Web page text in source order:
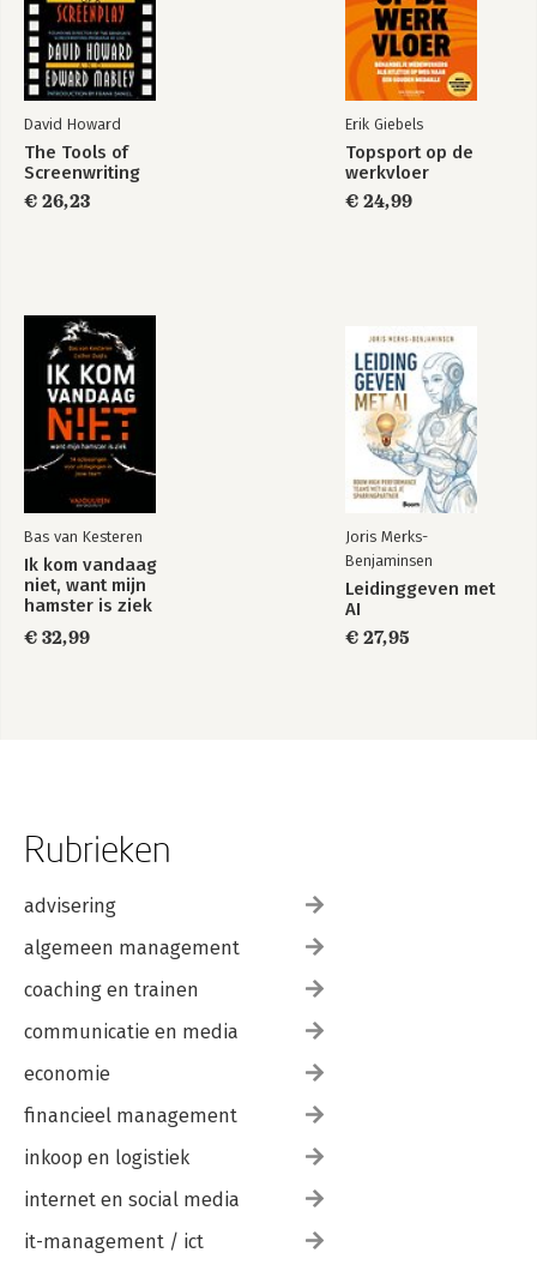
David Howard
The Tools of
Screenwriting
€ 26,23
Erik Giebels
Topsport op de
werkvloer
€ 24,99
Bas van Kesteren
Ik kom vandaag
niet, want mijn
hamster is ziek
€ 32,99
Joris Merks-
Benjaminsen
Leidinggeven met
AI
€ 27,95
Rubrieken
advisering
algemeen management
coaching en trainen
communicatie en media
economie
financieel management
inkoop en logistiek
internet en social media
it-management / ict